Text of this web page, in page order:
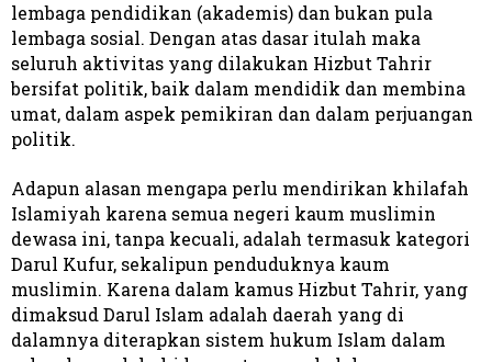
lembaga pendidikan (akademis) dan bukan pula
lembaga sosial. Dengan atas dasar itulah maka
seluruh aktivitas yang dilakukan Hizbut Tahrir
bersifat politik, baik dalam mendidik dan membina
umat, dalam aspek pemikiran dan dalam perjuangan
politik.
Adapun alasan mengapa perlu mendirikan khilafah
Islamiyah karena semua negeri kaum muslimin
dewasa ini, tanpa kecuali, adalah termasuk kategori
Darul Kufur, sekalipun penduduknya kaum
muslimin. Karena dalam kamus Hizbut Tahrir, yang
dimaksud Darul Islam adalah daerah yang di
dalamnya diterapkan sistem hukum Islam dalam